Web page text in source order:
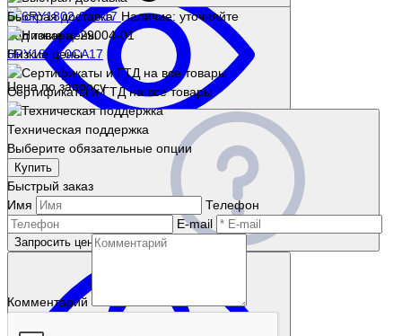
Наличие: уточняйте
Код товара: 29004-01
6RY1802-0CA17
Цена по запросу
Запросить цену
Быстрая доставка
Низкие цены
Сертификаты и ГТД на все товары
Техническая поддержка
Выберите обязательные опции
Купить
Быстрый заказ
Имя
Телефон
E-mail
Комментарий